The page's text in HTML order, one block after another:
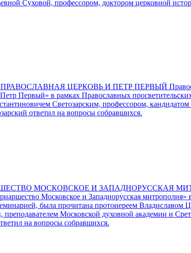
Суховой, профессором, доктором церковной
ЦЕРКОВЬ И ПЕТР ПЕРВЫЙ
Первый» в рамках Православных
Светозарским, профессором,
ответил на вопросы собравшихся.
МОСКОВСКОЕ И ЗАПАДНОРУССКАЯ
Московское и Западнорусская
была прочитана протоиереем
преподавателем Московской духовной академии и
на вопросы собравшихся.